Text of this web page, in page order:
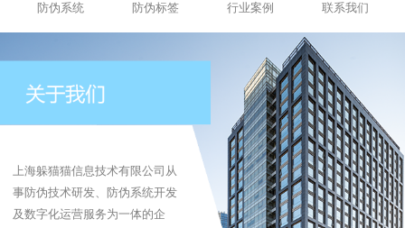
防伪系统 防伪标签 行业案例 联系我们
上海躲猫猫信息技术有限公司从
事防伪技术研发、防伪系统开发
及数字化运营服务为一体的企